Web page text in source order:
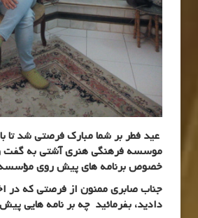
عید فطر بر شما مبارک فرصتی شد تا
موسسه فرهنگی هنری آشتی به گفت
خصوص برنامه های پیش روی
جناب صابری ممنون از فرصتی که در
دادید، بفرمائید چه بر نامه هایی